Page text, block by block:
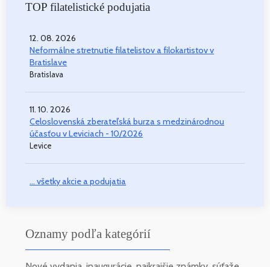
TOP filatelistické podujatia
12. 08. 2026
Neformálne stretnutie filatelistov a filokartistov v
Bratislave
Bratislava
11. 10. 2026
Celoslovenská zberateľská burza s medzinárodnou
účasťou v Leviciach - 10/2026
Levice
... všetky akcie a podujatia
Oznamy podľa kategórií